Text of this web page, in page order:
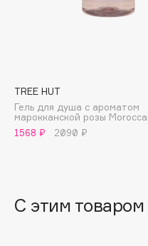
Banderas
Basicare
Beautyblades
НОВИНКА
TREE HUT
Гель для душа с ароматом
марокканской розы
1568 ₽
2090 ₽
С этим